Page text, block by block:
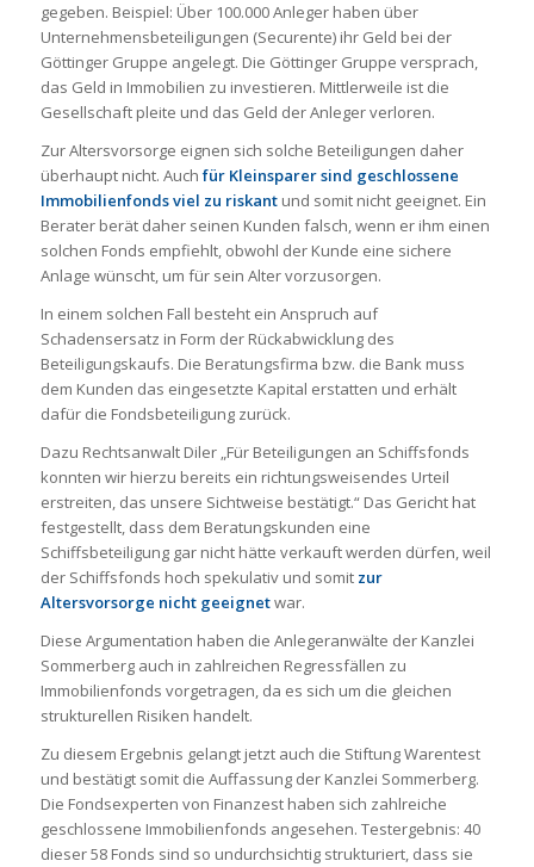
gegeben. Beispiel: Über 100.000 Anleger haben über
Unternehmensbeteiligungen (Securente) ihr Geld bei der
Göttinger Gruppe angelegt. Die Göttinger Gruppe versprach,
das Geld in Immobilien zu investieren. Mittlerweile ist die
Gesellschaft pleite und das Geld der Anleger verloren.
Zur Altersvorsorge eignen sich solche Beteiligungen daher
überhaupt nicht. Auch für Kleinsparer sind geschlossene
Immobilienfonds viel zu riskant und somit nicht geeignet. Ein
Berater berät daher seinen Kunden falsch, wenn er ihm einen
solchen Fonds empfiehlt, obwohl der Kunde eine sichere
Anlage wünscht, um für sein Alter vorzusorgen.
In einem solchen Fall besteht ein Anspruch auf
Schadensersatz in Form der Rückabwicklung des
Beteiligungskaufs. Die Beratungsfirma bzw. die Bank muss
dem Kunden das eingesetzte Kapital erstatten und erhält
dafür die Fondsbeteiligung zurück.
Dazu Rechtsanwalt Diler „Für Beteiligungen an Schiffsfonds
konnten wir hierzu bereits ein richtungsweisendes Urteil
erstreiten, das unsere Sichtweise bestätigt.“ Das Gericht hat
festgestellt, dass dem Beratungskunden eine
Schiffsbeteiligung gar nicht hätte verkauft werden dürfen, weil
der Schiffsfonds hoch spekulativ und somit zur
Altersvorsorge nicht geeignetwar.
Diese Argumentation haben die Anlegeranwälte der Kanzlei
Sommerberg auch in zahlreichen Regressfällen zu
Immobilienfonds vorgetragen, da es sich um die gleichen
strukturellen Risiken handelt.
Zu diesem Ergebnis gelangt jetzt auch die Stiftung Warentest
und bestätigt somit die Auffassung der Kanzlei Sommerberg.
Die Fondsexperten von Finanzest haben sich zahlreiche
geschlossene Immobilienfonds angesehen. Testergebnis: 40
dieser 58 Fonds sind so undurchsichtig strukturiert, dass sie